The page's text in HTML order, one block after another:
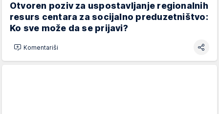
Otvoren poziv za uspostavljanje regionalnih
resurs centara za socijalno preduzetništvo:
Ko sve može da se prijavi?
Komentariši